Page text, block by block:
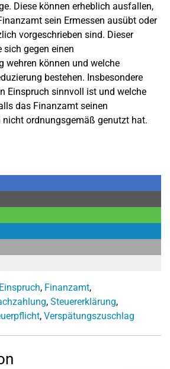
Diese können erheblich ausfallen,
sein Ermessen ausübt oder
vorgeschrieben sind. Dieser
sich gegen einen
wehren können und welche
bestehen. Insbesondere
Einspruch sinnvoll ist und welche
das Finanzamt seinen
nicht ordnungsgemäß genutzt hat.
Einspruch, Finanzamt,
, Steuererklärung,
, Verspätungszuschlag